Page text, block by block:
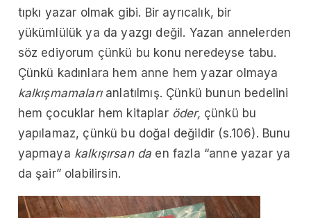
tıpkı yazar olmak gibi. Bir ayrıcalık, bir
yükümlülük ya da yazgı değil. Yazan annelerden
söz ediyorum çünkü bu konu neredeyse tabu.
Çünkü kadınlara hem anne hem yazar olmaya
kalkışmamaları anlatılmış. Çünkü bunun bedelini
hem çocuklar hem kitaplar öder, çünkü bu
yapılamaz, çünkü bu doğal değildir (s.106). Bunu
yapmaya kalkışırsan da en fazla “anne yazar ya
da şair” olabilirsin.